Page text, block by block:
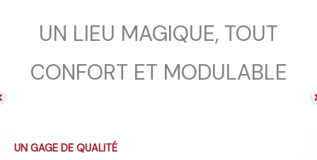
UN LIEU MAGIQUE, TOUT
CONFORT ET MODULABLE
UN GAGE DE QUALITÉ